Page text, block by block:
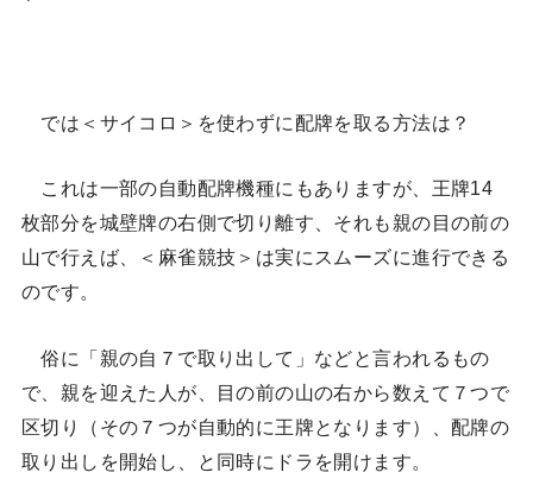
では＜サイコロ＞を使わずに配牌を取る方法は？
これは一部の自動配牌機種にもありますが、王牌14
枚部分を城壁牌の右側で切り離す、それも親の目の前の
山で行えば、＜麻雀競技＞は実にスムーズに進行できる
のです。
俗に「親の自７で取り出して」などと言われるもの
で、親を迎えた人が、目の前の山の右から数えて７つで
区切り（その７つが自動的に王牌となります）、配牌の
取り出しを開始し、と同時にドラを開けます。